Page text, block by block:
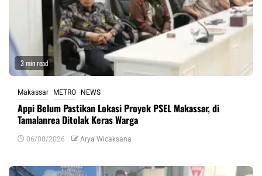
3 min read
Makassar METRO NEWS
Appi Belum Pastikan Lokasi Proyek PSEL Makassar, di
Tamalanrea Ditolak Keras Warga
06/08/2026 Arya Wicaksana